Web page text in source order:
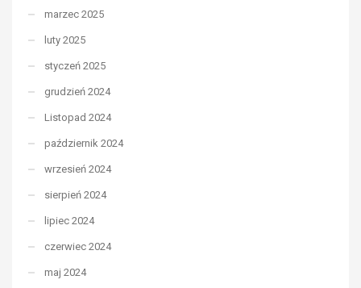
marzec 2025
luty 2025
styczeń 2025
grudzień 2024
Listopad 2024
październik 2024
wrzesień 2024
sierpień 2024
lipiec 2024
czerwiec 2024
maj 2024